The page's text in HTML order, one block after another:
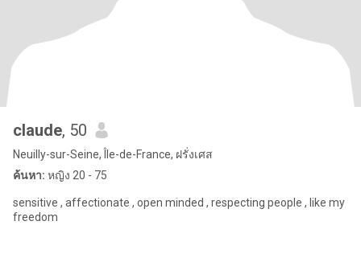
claude, 50
Neuilly-sur-Seine, Île-de-France, ฝรั่งเศส
ค้นหา: หญิง 20 - 75
sensitive , affectionate , open minded , respecting people , like my
freedom